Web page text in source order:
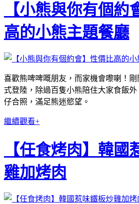
【小熊與你有個約
高的小熊主題餐廳
喜歡熊啤啤嘅朋友，而家機會嚟喇！
式登陸，除過百隻小熊陪住大家食飯
仔合照，滿足熊迷慾望。
繼續觀看+
【任食烤肉】韓國
雞加烤肉